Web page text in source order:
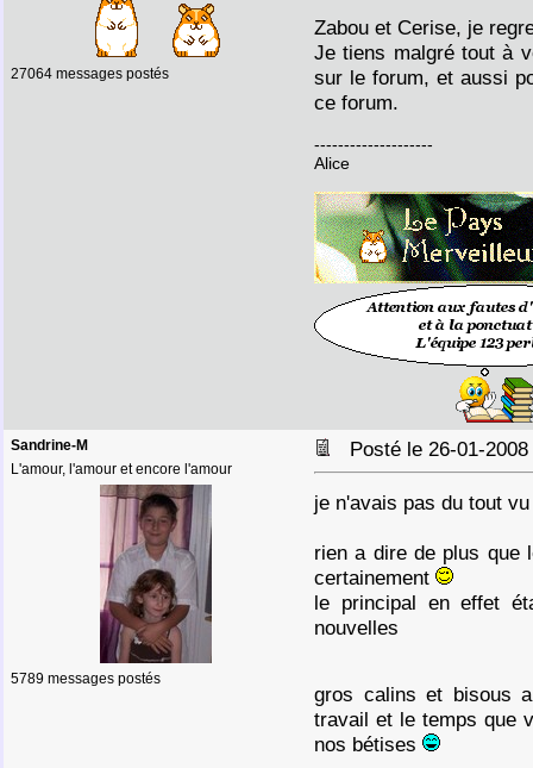
27064 messages postés
Zabou et Cerise, je
Je tiens malgré tout à
sur le forum, et aussi
ce forum.
--------------------
Alice
Sandrine-M
L'amour, l'amour et encore l'amour
5789 messages postés
Posté le 26-01-
je n'avais pas du tout
rien a dire de plus que
certainement
le principal en effet
nouvelles
gros calins et bisous
travail et le temps que
nos bétises